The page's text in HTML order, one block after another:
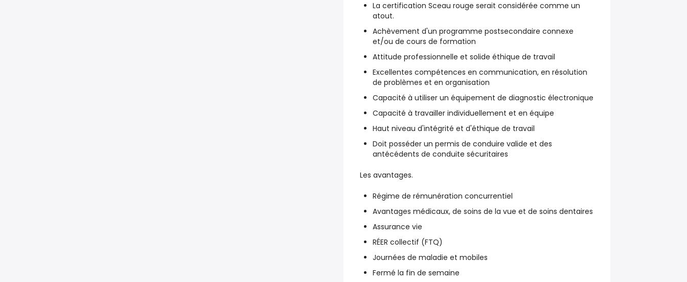
La certification Sceau rouge serait considérée comme un
atout.
Achèvement d'un programme postsecondaire connexe
et/ou de cours de formation
Attitude professionnelle et solide éthique de travail
Excellentes compétences en communication, en résolution
de problèmes et en organisation
Capacité à utiliser un équipement de diagnostic électronique
Capacité à travailler individuellement et en équipe
Haut niveau d'intégrité et d'éthique de travail
Doit posséder un permis de conduire valide et des
antécédents de conduite sécuritaires
Les avantages.
Régime de rémunération concurrentiel
Avantages médicaux, de soins de la vue et de soins dentaires
Assurance vie
RÉER collectif (FTQ)
Journées de maladie et mobiles
Fermé la fin de semaine